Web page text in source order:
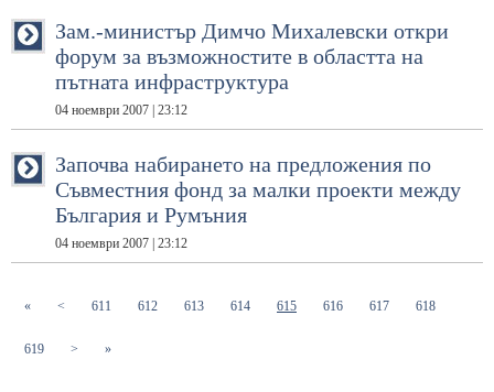
Зам.-министър Димчо Михалевски откри
форум за възможностите в областта на
пътната инфраструктура
04 ноември 2007 | 23:12
Започва набирането на предложения по
Съвместния фонд за малки проекти между
България и Румъния
04 ноември 2007 | 23:12
« < 611 (current)
612(current)
613(current)
614(current)
615(current)
616(current)
617(current)
618(current)
619(current)
> »